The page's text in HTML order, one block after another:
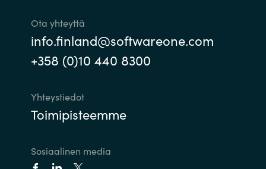
Ota yhteyttä
info.finland@softwareone.com
+358 (0)10 440 8300
Yhteystiedot
Toimipisteemme
Sosiaalinen media